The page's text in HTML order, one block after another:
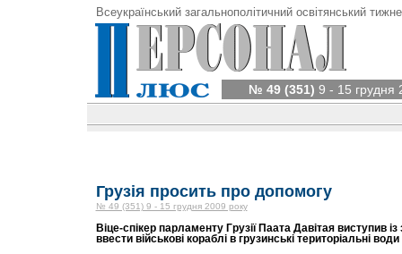
Всеукраїнський загальнополітичний освітянський
№ 49 (351) 9 - 15 грудня
Грузія просить про допомогу
№ 49 (351) 9 - 15 грудня 2009 року
Віце-спікер парламенту Грузії Паата Давітая виступив
ввести військові кораблі в грузинські територіальні